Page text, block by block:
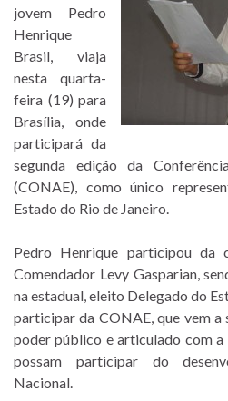
jovem Pedro
Henrique
Brasil, viaja
nesta quarta-
feira (19) para
Brasília, onde
participará da
segunda edição da
(CONAE), como único
Estado do Rio de Janeiro.
Pedro Henrique participou da
Comendador Levy Gasparian,
na estadual, eleito Delegado do
participar da CONAE, que vem a
poder público e articulado com a
possam participar do
Nacional.